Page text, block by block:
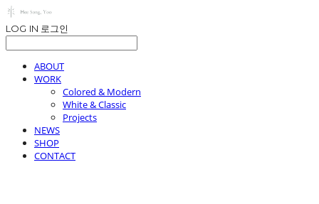
LOG IN 로그인
ABOUT
WORK
Colored & Modern
White & Classic
Projects
NEWS
SHOP
CONTACT